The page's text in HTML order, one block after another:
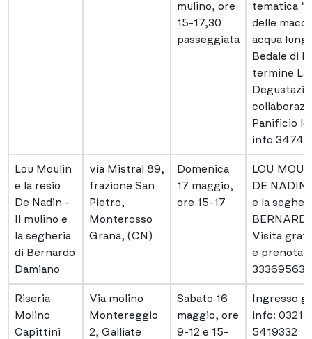
mulino, ore
15-17,30
passeggiata
tematica
delle
acqua
Bedale di
termine
Panificio
info
Lou Moulin
e la resio
De Nadin -
Il mulino e
la segheria
di Bernardo
Damiano
via Mistral 89,
frazione San
Pietro,
Monterosso
Grana, (CN)
Domenica
17 maggio,
ore 15-17
LOU
DE NADIN
e la
Visita
e
Riseria
Molino
Capittini
Via molino
Montereggio
2, Galliate
Sabato 16
maggio, ore
9-12 e 15-
Ingresso
info: 0321
5419332